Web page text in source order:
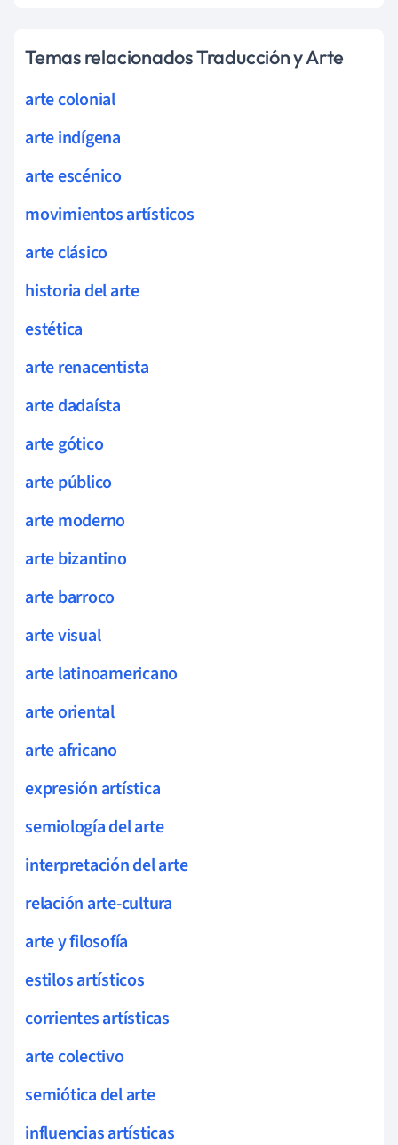
Temas relacionados Traducción y Arte
arte colonial
arte indígena
arte escénico
movimientos artísticos
arte clásico
historia del arte
estética
arte renacentista
arte dadaísta
arte gótico
arte público
arte moderno
arte bizantino
arte barroco
arte visual
arte latinoamericano
arte oriental
arte africano
expresión artística
semiología del arte
interpretación del arte
relación arte-cultura
arte y filosofía
estilos artísticos
corrientes artísticas
arte colectivo
semiótica del arte
influencias artísticas